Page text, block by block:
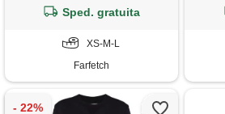
Sped. gratuita
XS-M-L
Farfetch